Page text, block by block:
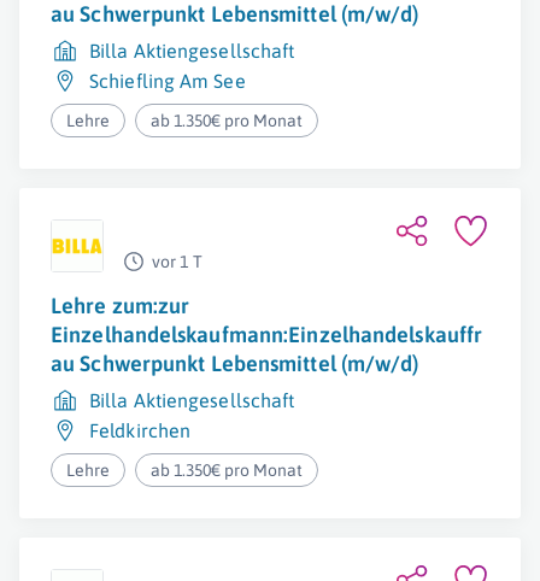
au Schwerpunkt Lebensmittel (m/w/d)
Billa Aktiengesellschaft
Schiefling Am See
Lehre ab 1.350€ pro Monat
vor 1 T
Lehre zum:zur
Einzelhandelskaufmann:Einzelhandelskauffr
au Schwerpunkt Lebensmittel (m/w/d)
Billa Aktiengesellschaft
Feldkirchen
Lehre ab 1.350€ pro Monat